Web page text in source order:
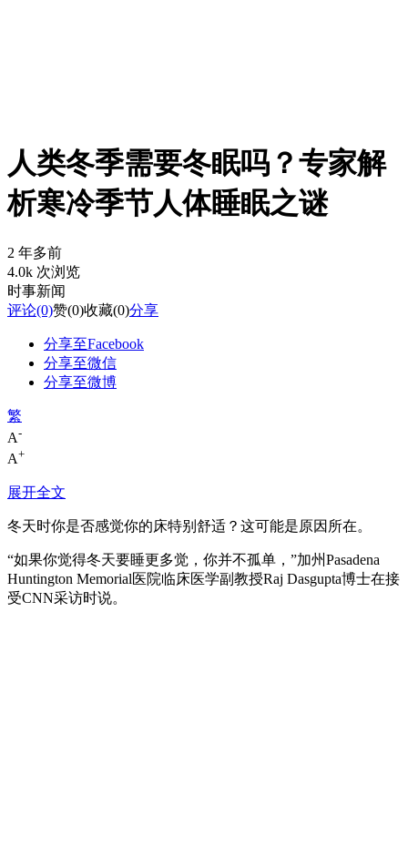
人类冬季需要冬眠吗？专家解
析寒冷季节人体睡眠之谜
2 年多前
4.0k 次浏览
时事新闻
评论(0)赞(0)收藏(0)分享
分享至Facebook
分享至微信
分享至微博
繁
A-
A+
展开全文
冬天时你是否感觉你的床特别舒适？这可能是原因所在。
“如果你觉得冬天要睡更多觉，你并不孤单，”加州Pasadena
Huntington Memorial医院临床医学副教授Raj Dasgupta博士在接
受CNN采访时说。